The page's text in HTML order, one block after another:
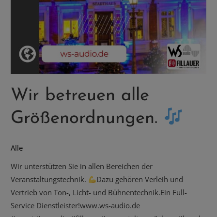
Wir betreuen alle
Größenordnungen.
Alle
Wir unterstützen Sie in allen Bereichen der
Veranstaltungstechnik.
Dazu gehören Verleih und
Vertrieb von Ton-, Licht- und Bühnentechnik.Ein Full-
Service Dienstleister!www.ws-audio.de